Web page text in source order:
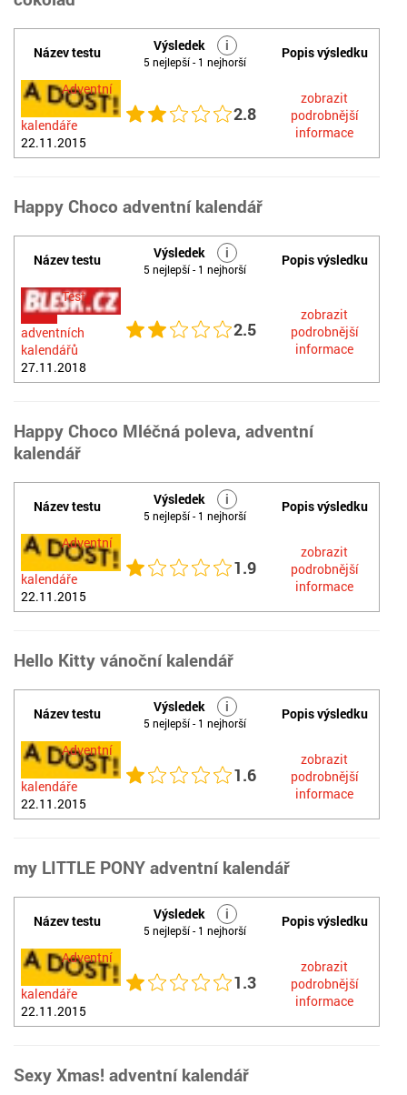
Název testu Výsledek i
5 nejlepší - 1 nejhorší
Popis výsledku
Adventní
kalendáře
22.11.2015
2.8
zobrazit
podrobnější
informace
Happy Choco adventní kalendář
Název testu Výsledek i
5 nejlepší - 1 nejhorší
Popis výsledku
Test
adventních
kalendářů
27.11.2018
2.5
zobrazit
podrobnější
informace
Happy Choco Mléčná poleva, adventní
kalendář
Název testu Výsledek i
5 nejlepší - 1 nejhorší
Popis výsledku
Adventní
kalendáře
22.11.2015
1.9
zobrazit
podrobnější
informace
Hello Kitty vánoční kalendář
Název testu Výsledek i
5 nejlepší - 1 nejhorší
Popis výsledku
Adventní
kalendáře
22.11.2015
1.6
zobrazit
podrobnější
informace
my LITTLE PONY adventní kalendář
Název testu Výsledek i
5 nejlepší - 1 nejhorší
Popis výsledku
Adventní
kalendáře
22.11.2015
1.3
zobrazit
podrobnější
informace
Sexy Xmas! adventní kalendář